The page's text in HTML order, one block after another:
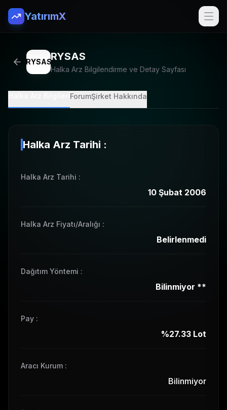
YatırımX
RYSASRYSAS
Halka Arz Bilgilendirme ve Detay Sayfası
ForumŞirket Hakkında
Halka Arz Tarihi :
Halka Arz Tarihi :
10 Şubat 2006
Halka Arz Fiyatı/Aralığı :
Belirlenmedi
Dağıtım Yöntemi :
Bilinmiyor **
Pay :
%27.33 Lot
Aracı Kurum :
Bilinmiyor